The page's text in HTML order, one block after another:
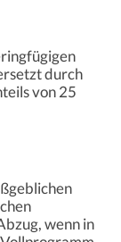
durch
von 25
wenn in